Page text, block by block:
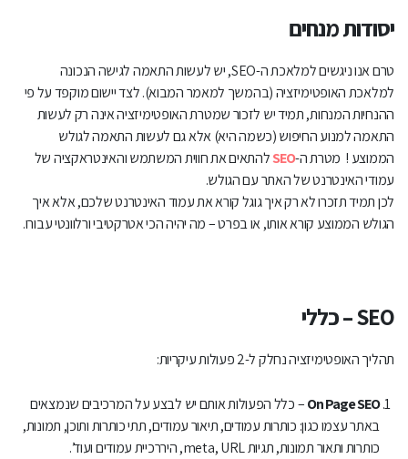
יסודות מנחים
טרם אנו ניגשים למלאכת ה-SEO, יש לעשות התאמה לגישה הנכונה
למלאכת האופטימיזציה (בהמשך למאמר המבוא). לצד יישום מוקפד על פי
ההנחיות המנחות, תמיד יש לזכור שמטרת האופטימיזציה אינה רק לעשות
התאמה למנוע החיפוש (כשמה היא) אלא גם לעשות התאמה לגולש
הממוצע ! מטרת ה-SEOלהתאים את חווית המשתמש והאינטראקציה של
עמודי האינטרנט של האתר עם הגולש.
לכן תמיד תזכרו לא רק איך גוגל קורא את עמוד האינטרנט שלכם, אלא איך
הגולש הממוצע קורא אותו, או בפרט – מה יהיה הכי אטרקטיבי ורלוונטי עבורו.
SEO – כללי
תהליך האופטימיזציה נחלק ל-2 פעולות עיקריות:
On Page SEO– כלל הפעולות אותם יש לבצע על המרכיבים שנמצאים
באתר עצמו כגון: כותרות עמודים, תיאור עמודים, תתי כותרות ותוכן, תמונות,
כותרות ותאור תמונות, תגיות meta, URL, היררכיית עמודים ועוד’.